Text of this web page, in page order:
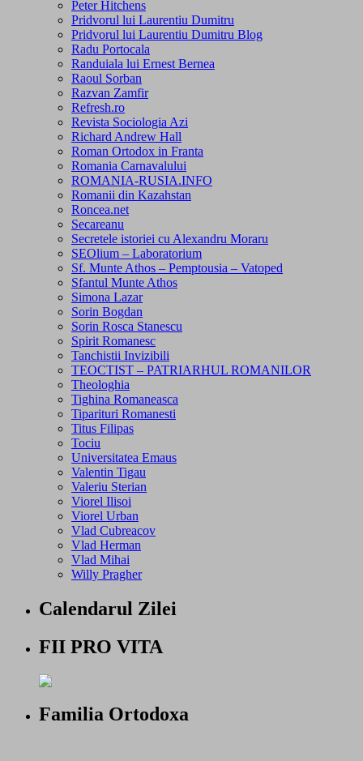
Peter Hitchens
Pridvorul lui Laurentiu Dumitru
Pridvorul lui Laurentiu Dumitru Blog
Radu Portocala
Randuiala lui Ernest Bernea
Raoul Sorban
Razvan Zamfir
Refresh.ro
Revista Sociologia Azi
Richard Andrew Hall
Roman Ortodox in Franta
Romania Carnavalului
ROMANIA-RUSIA.INFO
Romanii din Kazahstan
Roncea.net
Secareanu
Secretele istoriei cu Alexandru Moraru
SEOlium – Laboratorium
Sf. Munte Athos – Pemptousia – Vatoped
Sfantul Munte Athos
Simona Lazar
Sorin Bogdan
Sorin Rosca Stanescu
Spirit Romanesc
Tanchistii Invizibili
TEOCTIST – PATRIARHUL ROMANILOR
Theologhia
Tighina Romaneasca
Tiparituri Romanesti
Titus Filipas
Tociu
Universitatea Emaus
Valentin Tigau
Valeriu Sterian
Viorel Ilisoi
Viorel Urban
Vlad Cubreacov
Vlad Herman
Vlad Mihai
Willy Pragher
Calendarul Zilei
FII PRO VITA
Familia Ortodoxa